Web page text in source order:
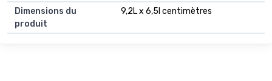
Dimensions du
produit
9,2L x 6,5l centimètres